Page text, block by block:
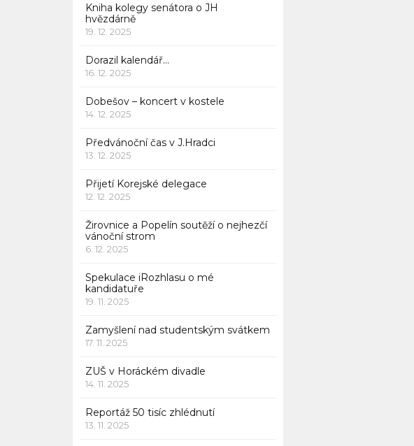
Kniha kolegy senátora o JH
hvězdárně
19. 12. 2025
Dorazil kalendář…
16. 12. 2025
Dobešov – koncert v kostele
14. 12. 2025
Předvánoční čas v J.Hradci
13. 12. 2025
Přijetí Korejské delegace
12. 12. 2025
Žirovnice a Popelín soutěží o nejhezčí
vánoční strom
6. 12. 2025
Spekulace iRozhlasu o mé
kandidatuře
19. 11. 2025
Zamyšlení nad studentským svátkem
17. 11. 2025
ZUŠ v Horáckém divadle
14. 11. 2025
Reportáž 50 tisíc zhlédnutí
13. 11. 2025